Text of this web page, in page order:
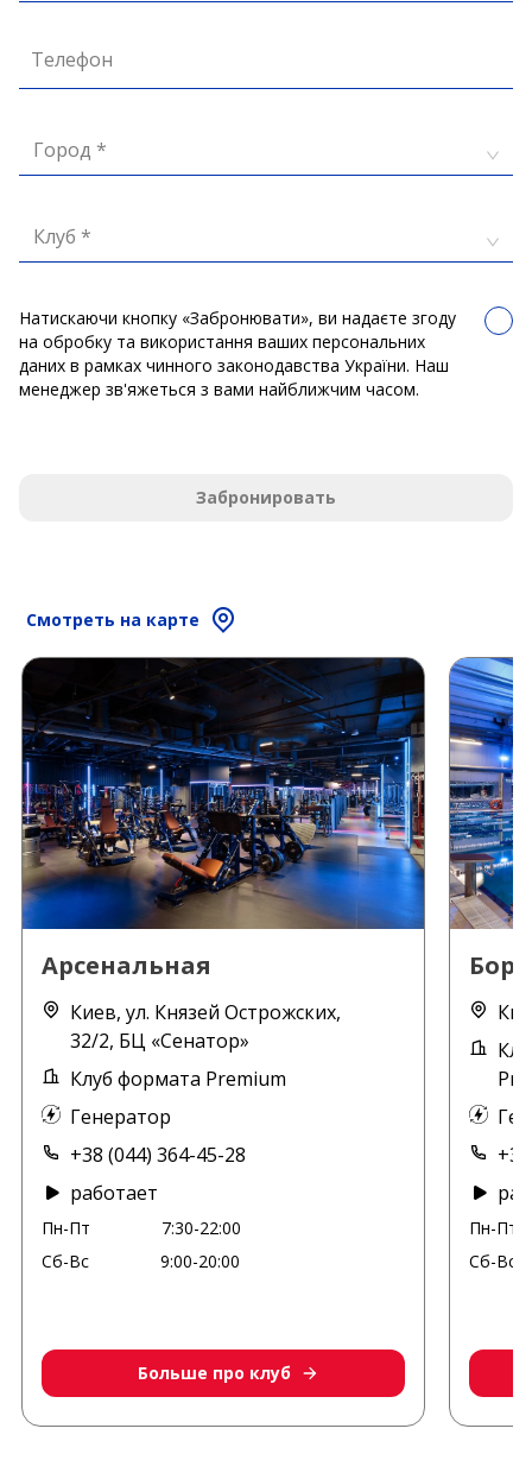
Телефон
Город *
Клуб *
Натискаючи кнопку «Забронювати», ви надаєте згоду
на обробку та використання ваших персональних
даних в рамках чинного законодавства України. Наш
менеджер зв'яжеться з вами найближчим часом.
Забронировать
Смотреть на карте
Арсенальная
Киев, ул. Князей Острожских,
32/2, БЦ «Сенатор»
Клуб формата Premium
Генератор
+38 (044) 364-45-28
работает
Пн-Пт
7:30-22:00
Сб-Вс
9:00-20:00
Больше про клуб
Пн-Пт
Сб-Вс